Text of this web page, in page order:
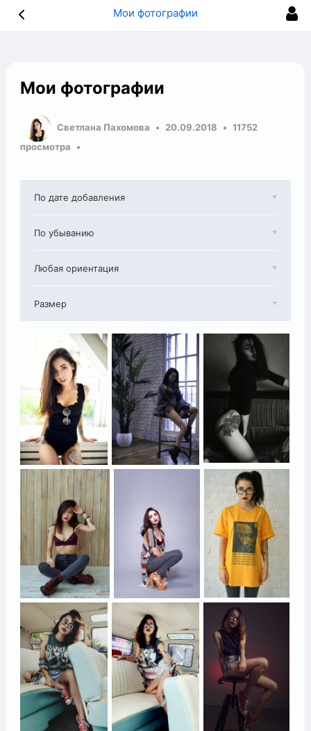
Мои фотографии
Мои фотографии
Светлана Пахомова 20.09.2018
11752
просмотра
По дате добавления
По убыванию
Любая ориентация
Размер